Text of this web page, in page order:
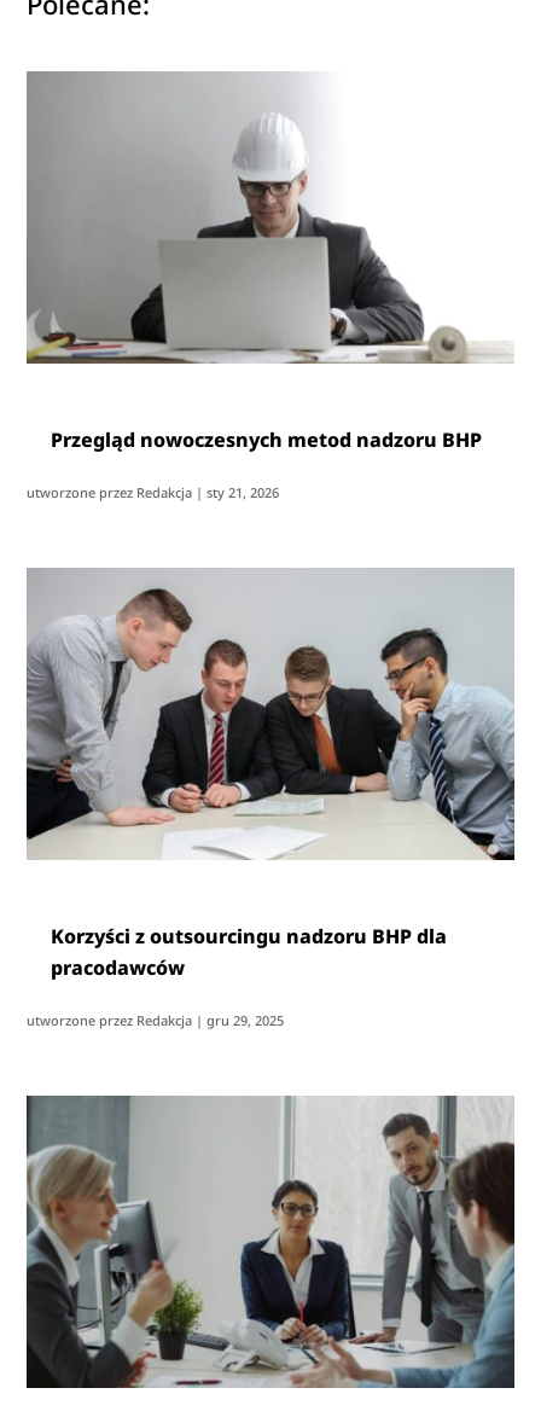
Przegląd nowoczesnych metod nadzoru BHP
utworzone przez Redakcja |sty 21, 2026
Korzyści z outsourcingu nadzoru BHP dla
pracodawców
utworzone przez Redakcja |gru 29, 2025